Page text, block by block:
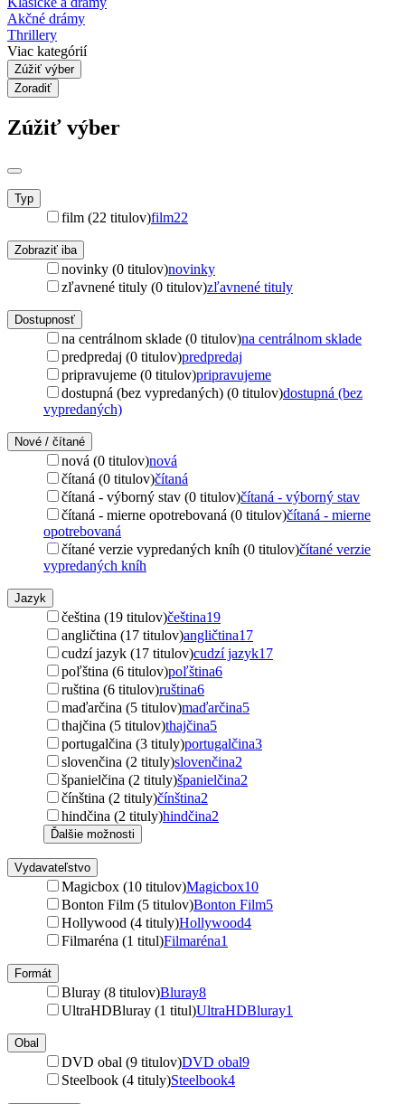
Akčné drámy
Thrillery
Viac kategórií
Zúžiť výber
Zoradiť
Zúžiť výber
Typ
film (22 titulov)film22
Zobraziť iba
novinky (0 titulov)novinky
zľavnené tituly (0 titulov)zľavnené tituly
Dostupnosť
na centrálnom sklade (0 titulov)na centrálnom sklade
predpredaj (0 titulov)predpredaj
pripravujeme (0 titulov)pripravujeme
dostupná (bez vypredaných) (0 titulov)dostupná (bez
vypredaných)
Nové / čítané
nová (0 titulov)nová
čítaná (0 titulov)čítaná
čítaná - výborný stav (0 titulov)čítaná - výborný stav
čítaná - mierne opotrebovaná (0 titulov)čítaná - mierne
opotrebovaná
čítané verzie vypredaných kníh (0 titulov)čítané verzie
vypredaných kníh
Jazyk
čeština (19 titulov)čeština19
angličtina (17 titulov)angličtina17
cudzí jazyk (17 titulov)cudzí jazyk17
poľština (6 titulov)poľština6
ruština (6 titulov)ruština6
maďarčina (5 titulov)maďarčina5
thajčina (5 titulov)thajčina5
portugalčina (3 tituly)portugalčina3
slovenčina (2 tituly)slovenčina2
španielčina (2 tituly)španielčina2
čínština (2 tituly)čínština2
hindčina (2 tituly)hindčina2
Ďalšie možnosti
Vydavateľstvo
Magicbox (10 titulov)Magicbox10
Bonton Film (5 titulov)Bonton Film5
Hollywood (4 tituly)Hollywood4
Filmaréna (1 titul)Filmaréna1
Formát
Bluray (8 titulov)Bluray8
UltraHDBluray (1 titul)UltraHDBluray1
Obal
DVD obal (9 titulov)DVD obal9
Steelbook (4 tituly)Steelbook4